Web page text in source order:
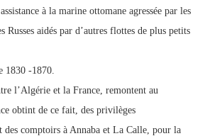
à la marine ottomane agressée par les
Russes aidés par d’autres flottes de plus petits
1830 -1870.
l’Algérie et la France, remontent au
obtint de ce fait, des privilèges
comptoirs à Annaba et La Calle, pour la